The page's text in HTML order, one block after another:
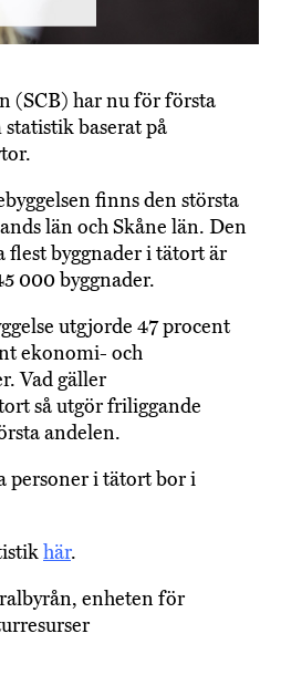
(SCB) har nu för första
baserat på
finns den största
län och Skåne län. Den
byggnader i tätort är
000 byggnader.
utgjorde 47 procent
ekonomi- och
Vad gäller
så utgör friliggande
andelen.
personer i tätort bor i
här.
enheten för